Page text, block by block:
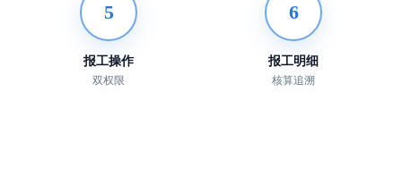
5
报工操作
双权限
6
报工明细
核算追溯